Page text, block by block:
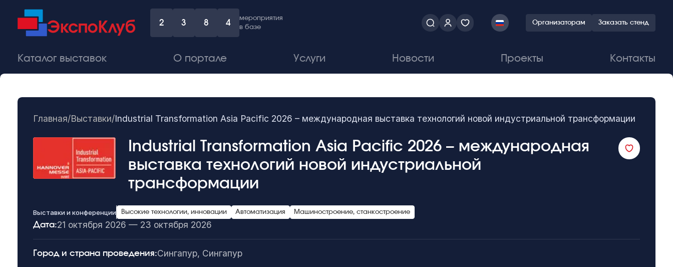
2 3 8 4
мероприятия
в базе
Организаторам Заказать стенд
Каталог выставок О портале Услуги Новости Проекты Контакты
Главная/Выставки/Industrial Transformation Asia Pacific 2026 – международная выставка технологий новой индустриальной трансформации
Industrial Transformation Asia Pacific 2026 – международная
выставка технологий новой индустриальной
трансформации
Выставки и конференции Высокие технологии, инновации Автоматизация Машиностроение, станкостроение
Дата:21 октября 2026 — 23 октября 2026
Город и страна проведения:Сингапур, Сингапур